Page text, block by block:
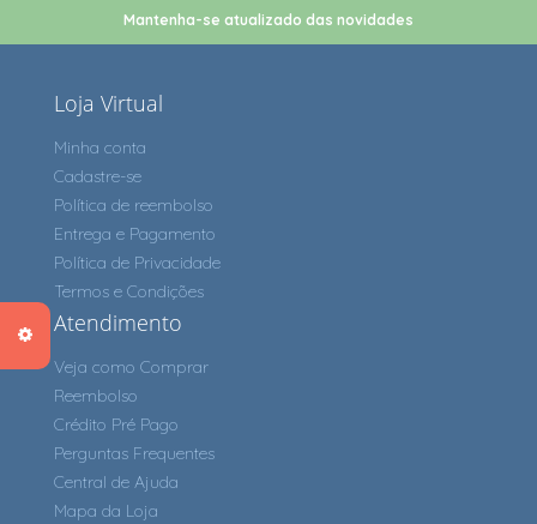
Mantenha-se atualizado das novidades
Loja Virtual
Minha conta
Cadastre-se
Política de reembolso
Entrega e Pagamento
Política de Privacidade
Termos e Condições
Atendimento
Veja como Comprar
Reembolso
Crédito Pré Pago
Perguntas Frequentes
Central de Ajuda
Mapa da Loja